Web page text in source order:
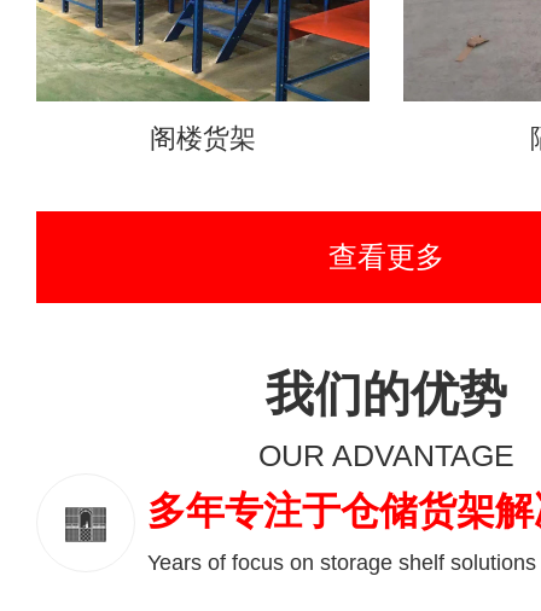
阁楼货架
查看更多
我们的优势
OUR ADVANTAGE
多年专注于仓储货架
Years of focus on storage shelf solutions